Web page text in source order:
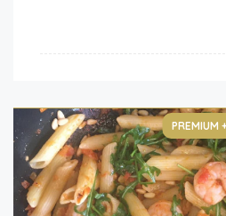
PREMIUM